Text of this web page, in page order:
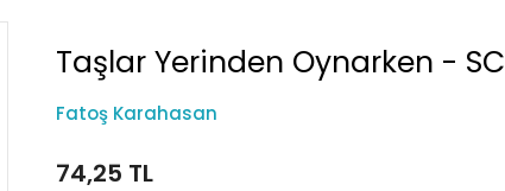
Taşlar Yerinden Oynarken - SC
Fatoş Karahasan
74,25 TL